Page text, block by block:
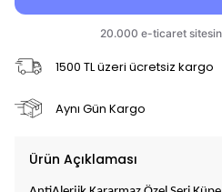
1500 TL üzeri ücretsiz kargo
Aynı Gün Kargo
Ürün Açıklaması